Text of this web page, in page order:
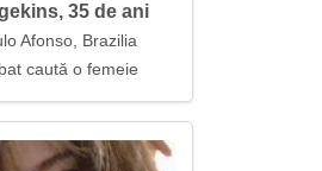
35 de ani
Afonso, Brazilia
caută o femeie